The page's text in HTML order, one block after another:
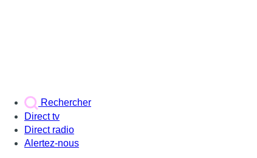
Rechercher
Direct tv
Direct radio
Alertez-nous